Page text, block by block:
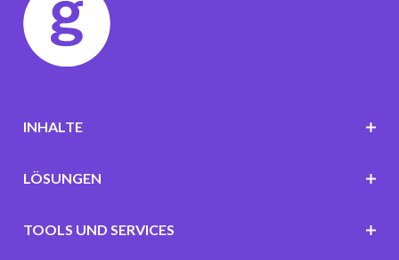
INHALTE
LÖSUNGEN
TOOLS UND SERVICES